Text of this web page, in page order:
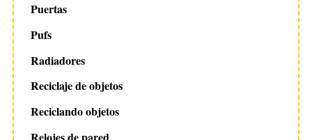
Puertas
Pufs
Radiadores
Reciclaje de objetos
Reciclando objetos